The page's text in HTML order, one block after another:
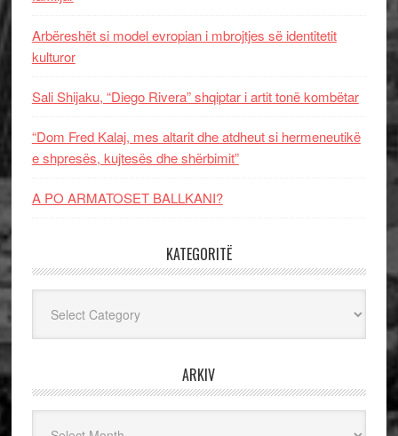
Arbëreshët si model evropian i mbrojtjes së identitetit
kulturor
Sali Shijaku, “Diego Rivera” shqiptar i artit tonë kombëtar
“Dom Fred Kalaj, mes altarit dhe atdheut si hermeneutikë
e shpresës, kujtesës dhe shërbimit”
A PO ARMATOSET BALLKANI?
KATEGORITË
ARKIV